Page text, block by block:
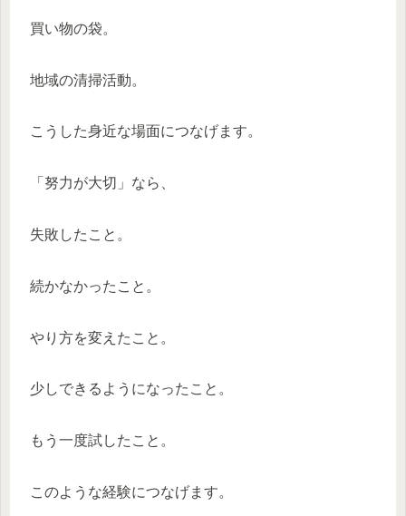
買い物の袋。
地域の清掃活動。
こうした身近な場面につなげます。
「努力が大切」なら、
失敗したこと。
続かなかったこと。
やり方を変えたこと。
少しできるようになったこと。
もう一度試したこと。
このような経験につなげます。